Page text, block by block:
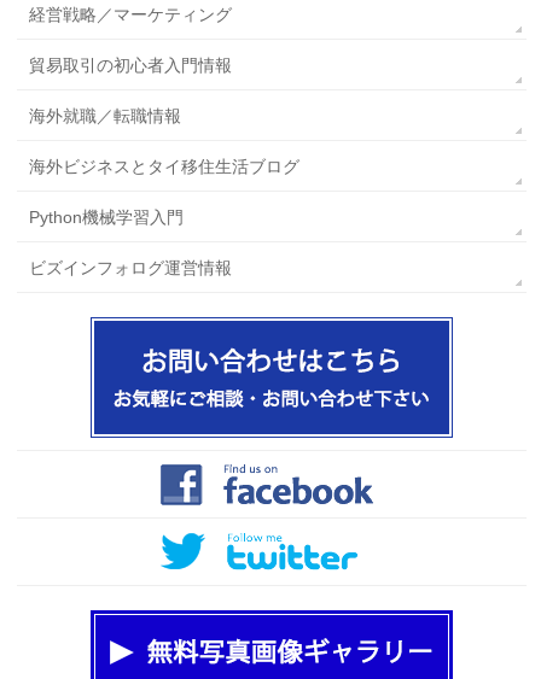
経営戦略／マーケティング
貿易取引の初心者入門情報
海外就職／転職情報
海外ビジネスとタイ移住生活ブログ
Python機械学習入門
ビズインフォログ運営情報